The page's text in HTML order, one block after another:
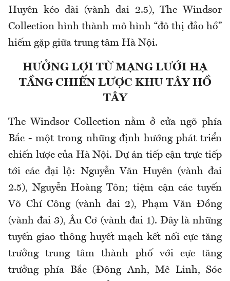
Huyên kéo dài (vành đai 2.5), The Windsor
Collection hình thành mô hình “đô thị đảo hồ”
hiếm gặp giữa trung tâm Hà Nội.
HƯỞNG LỢI TỪ MẠNG LƯỚI HẠ
TẦNG CHIẾN LƯỢC KHU TÂY HỒ
TÂY
The Windsor Collection nằm ở cửa ngõ phía
Bắc - một trong những định hướng phát triển
chiến lược của Hà Nội. Dự án tiếp cận trực tiếp
tới các đại lộ: Nguyễn Văn Huyên (vành đai
2.5), Nguyễn Hoàng Tôn; tiệm cận các tuyến
Võ Chí Công (vành đai 2), Phạm Văn Đồng
(vành đai 3), Âu Cơ (vành đai 1). Đây là những
tuyến giao thông huyết mạch kết nối cực tăng
trưởng trung tâm thành phố với cực tăng
trưởng phía Bắc (Đông Anh, Mê Linh, Sóc